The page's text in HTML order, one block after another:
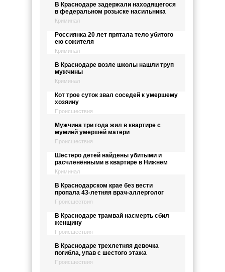
В Краснодаре задержали находящегося
в федеральном розыске насильника
Криминал
Россиянка 20 лет прятала тело убитого
ею сожителя
Криминал
В Краснодаре возле школы нашли труп
мужчины
Криминал
Кот трое суток звал соседей к умершему
хозяину
Происшествия
Мужчина три года жил в квартире с
мумией умершей матери
Происшествия
Шестеро детей найдены убитыми и
расчленёнными в квартире в Нижнем
Криминал
В Краснодарском крае без вести
пропала 43-летняя врач-аллерголог
Происшествия
В Краснодаре трамвай насмерть сбил
женщину
Происшествия
В Краснодаре трехлетняя девочка
погибла, упав с шестого этажа
Происшествия